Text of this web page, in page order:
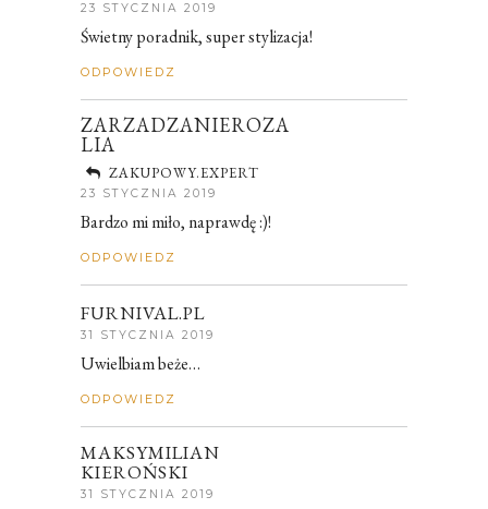
23 STYCZNIA 2019
Świetny poradnik, super stylizacja!
ODPOWIEDZ
ZARZADZANIEROZA
LIA
ZAKUPOWY.EXPERT
23 STYCZNIA 2019
Bardzo mi miło, naprawdę :)!
ODPOWIEDZ
FURNIVAL.PL
31 STYCZNIA 2019
Uwielbiam beże…
ODPOWIEDZ
MAKSYMILIAN
KIEROŃSKI
31 STYCZNIA 2019